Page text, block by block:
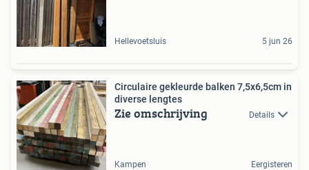
Hellevoetsluis 5 jun 26
Circulaire gekleurde balken 7,5x6,5cm in
diverse lengtes
Zie omschrijving Details
Kampen Eergisteren